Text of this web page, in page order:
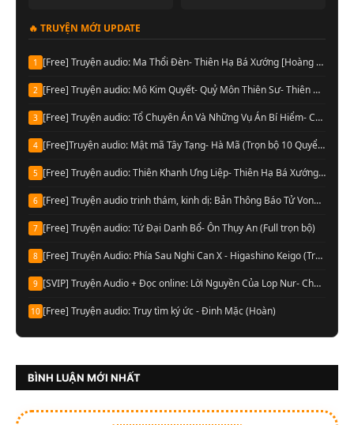
🔥 TRUYỆN MỚI UPDATE
1 [Free] Truyện audio: Ma Thổi Đèn- Thiên Hạ Bá Xướng [Hoàng Vinh đọc] (Trọn bộ)
2 [Free] Truyện audio: Mô Kim Quyết- Quỷ Môn Thiên Sư- Thiên Hạ Bá Xướng (Full)
3 [Free] Truyện audio: Tổ Chuyên Án Và Những Vụ Án Bí Hiểm- Cầu Vô Dục (Trọn bộ)
4 [Free]Truyện audio: Mật mã Tây Tạng- Hà Mã (Trọn bộ 10 Quyển)
5 [Free] Truyện audio: Thiên Khanh Ưng Liệp- Thiên Hạ Bá Xướng (Trọn bộ)
6 [Free] Truyện audio trinh thám, kinh dị: Bản Thông Báo Tử Vong- Chu Hạo Huy (Full)
7 [Free] Truyện audio: Tứ Đại Danh Bổ- Ôn Thụy An (Full trọn bộ)
8 [Free] Truyện Audio: Phía Sau Nghi Can X - Higashino Keigo (Trọn bộ)
9 [SVIP] Truyện Audio + Đọc online: Lời Nguyền Của Lop Nur- Chu Đức Đông (Update tập 13 Audio)
10 [Free] Truyện audio: Truy tìm ký ức - Đinh Mặc (Hoàn)
BÌNH LUẬN MỚI NHẤT